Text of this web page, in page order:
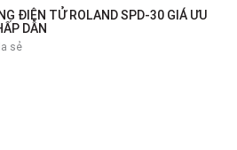
ĐIỆN TỬ ROLAND SPD-30 GIÁ ƯU
DẪN
sẻ